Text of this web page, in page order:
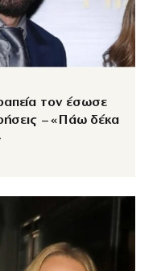
τον έσωσε
– «Πάω δέκα